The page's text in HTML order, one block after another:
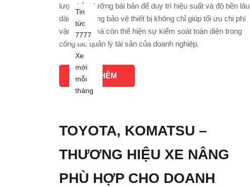
lược bảo dưỡng bài bản để duy trì hiệu suất và độ bền lâu
dài. Chủ động bảo vệ thiết bị không chỉ giúp tối ưu chi phí
vận hành, mà còn thể hiện sự kiểm soát toàn diện trong
công tác quản lý tài sản của doanh nghiệp.
XEM THÊM
Tin
tức
7777
Xe
mới
mỗi
tháng
TOYOTA, KOMATSU –
THƯƠNG HIỆU XE NÂNG
PHÙ HỢP CHO DOANH